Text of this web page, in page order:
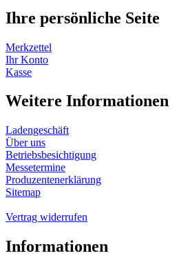
Ihre persönliche Seite
Merkzettel
Ihr Konto
Kasse
Weitere Informationen
Ladengeschäft
Über uns
Betriebsbesichtigung
Messetermine
Produzentenerklärung
Sitemap
Vertrag widerrufen
Informationen